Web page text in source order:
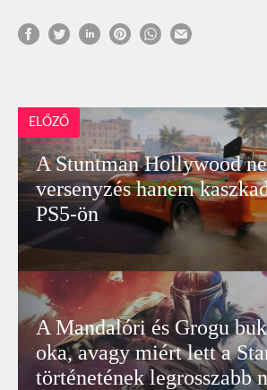
ELŐZŐ
A Stuntman Hollywood
versenyzés hanem
PS5-ön
A Mandalóri és Grogu
oka, avagy miért lett a
történetének legrosszabb